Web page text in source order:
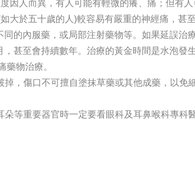
因人而異，有人可能有輕微的癢、痛；但有人
大於五十歲的人)較容易有嚴重的神經痛，甚
的內服藥，或局部注射藥物等。如果延誤治
甚至會持續數年。治療的黃金時間是水泡發
物治療。
，傷口不可擅自塗抹草藥或其他成藥，以免
等重要器官時一定要看眼科及耳鼻喉科專科